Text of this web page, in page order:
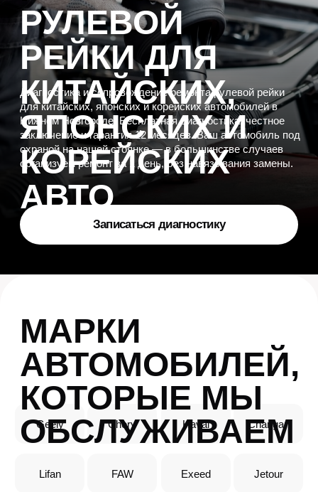
КОРЕЙСКИХ
АВТО
Записаться диагностику
заключение и гарантия 12 месяцев. Ваш автомобиль под
охраной на нашей стоянке — в большинстве случаев
организуем ремонт за 1 день, без навязывания замены.
Mitsubishi Suzuki Subaru
Hyundai Kia Genesis
SsangYong
Geely
Exeed Jetour
FAW
Lifan
МАРКИ
АВТОМОБИЛЕЙ,
КОТОРЫЕ МЫ
ОБСЛУЖИВАЕМ